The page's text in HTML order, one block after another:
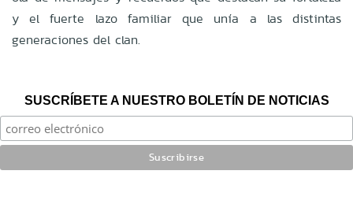
y el fuerte lazo familiar que unía a las distintas
generaciones del clan.
SUSCRÍBETE A NUESTRO BOLETÍN DE NOTICIAS